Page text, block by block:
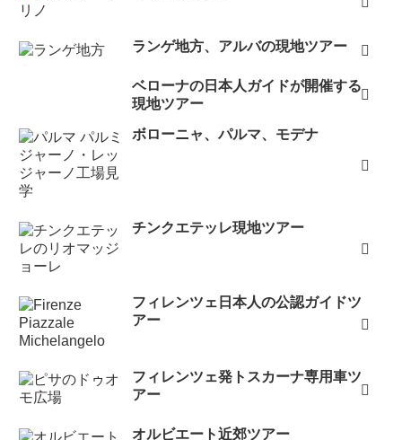
ったので、無事にツアーが予約出来て大変感謝しており
ます。予約メールの翻訳等の細やかなご配慮も頂きまし
タリア旅行が楽しめそうです。改めてこの度は本当にあ
りがとうございました。（ボローニャ、2023年2月26
日）
ご連絡ありがとうございます。予約していただきありが
お世話になっております。予約ありがとうございます。
ベネチアとても楽しみです！！（ベネチア
堂様、スムーズなお手配ありがとうございました。イタ
リア旅行、そして本場のレストラン、パスタ楽しみで
2023年2月15日）
ランゲ地方、アルバの現地ツアー
ベローナの日本人ガイドが開催する
現地ツアー
ボローニャ、パルマ、モデナ
チンクエテッレ現地ツアー
フィレンツェ日本人の公認ガイドツ
アー
フィレンツェ発トスカーナ専用車ツ
アー
オルビエート近郊ツアー